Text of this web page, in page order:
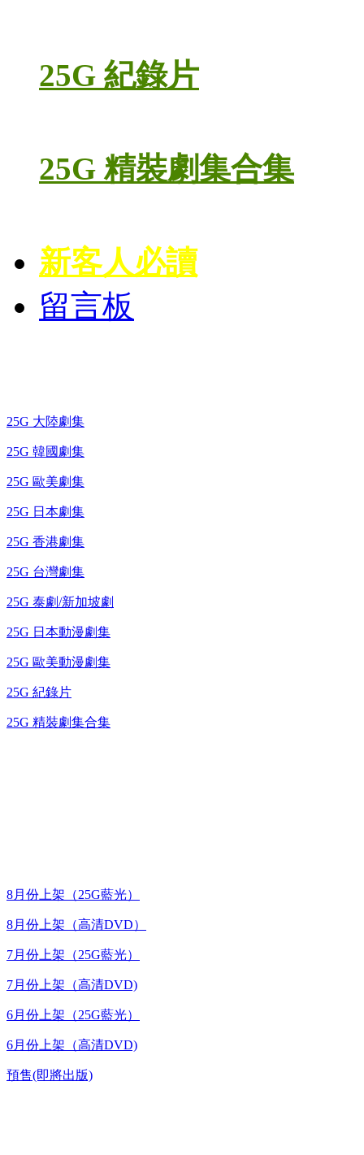
25G 紀錄片
25G 精裝劇集合集
新客人必讀
留言板
25G 大陸劇集
25G 韓國劇集
25G 歐美劇集
25G 日本劇集
25G 香港劇集
25G 台灣劇集
25G 泰劇/新加坡劇
25G 日本動漫劇集
25G 歐美動漫劇集
25G 紀錄片
25G 精裝劇集合集
8月份上架（25G藍光）
8月份上架（高清DVD）
7月份上架（25G藍光）
7月份上架（高清DVD)
6月份上架（25G藍光）
6月份上架（高清DVD)
預售(即將出版)